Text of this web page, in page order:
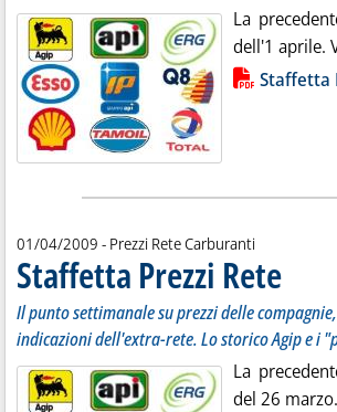
La
dell'1 aprile.
Lista allegati PDF alla notizia
Staffetta
01/04/2009 - Prezzi Rete Carburanti
Staffetta Prezzi Rete
Il punto settimanale su prezzi delle
indicazioni dell'extra-rete. Lo storico Agip e i
La
del 26